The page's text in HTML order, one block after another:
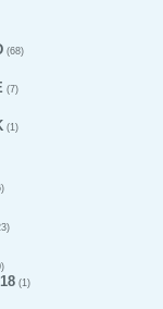
(68)
(7)
(1)
(1)